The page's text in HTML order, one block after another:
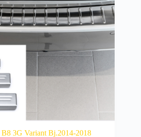
B8 3G Variant Bj.2014-2018